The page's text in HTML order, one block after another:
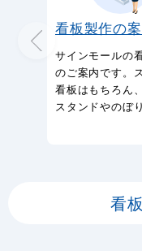
看板製作の
サインモールの
のご案内です。
看板はもちろん
スタンドやのぼ
看